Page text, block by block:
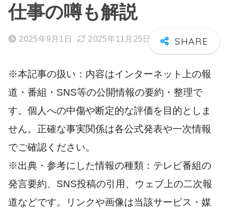
仕事の噂も解説
2025年9月1日 2025年11月25日
※本記事の扱い：内容はインターネット上の報
道・番組・SNS等の公開情報の要約・整理で
す。個人への中傷や断定的な評価を目的としま
せん。正確な事実関係は各公式発表や一次情報
でご確認ください。
※出典・参考にした情報の種類：テレビ番組の
発言要約、SNS投稿の引用、ウェブ上の二次報
道などです。リンクや画像は当該サービス・媒